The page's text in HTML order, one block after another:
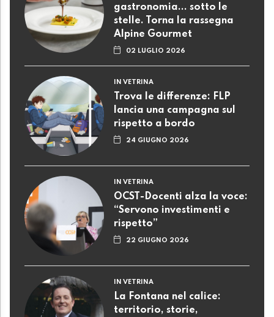
gastronomia... sotto le
stelle. Torna la rassegna
Alpine Gourmet
02 LUGLIO 2026
IN VETRINA
Trova le differenze: FLP
lancia una campagna sul
rispetto a bordo
24 GIUGNO 2026
IN VETRINA
OCST-Docenti alza la voce:
“Servono investimenti e
rispetto”
22 GIUGNO 2026
IN VETRINA
La Fontana nel calice:
territorio, storie,